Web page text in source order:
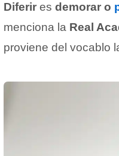
Diferir es demorar o
menciona la Real
proviene del vocablo